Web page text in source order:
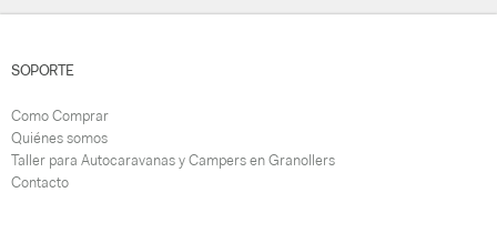
SOPORTE
Como Comprar
Quiénes somos
Taller para Autocaravanas y Campers en Granollers
Contacto